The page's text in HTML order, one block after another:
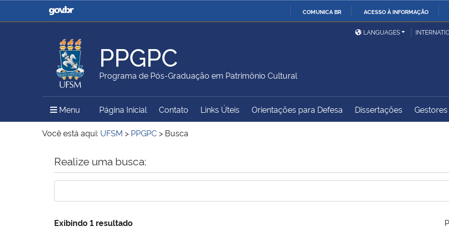
COMUNICA BR ACESSO À INFORMAÇÃO
Casa Civil
Ministério da Justiça e
Ministério da Defesa
Ministério das Relações
Exteriores
Ministério da Agricultura,
Pecuária e Abastecimento
Ministério da Educação
Ministério do Meio Ambiente Ministério do Turismo
Ministério do
Controladoria-Geral da
LANGUAGES
PPGPC
Programa de Pós-Graduação em Patrimônio Cultural
Menu Menu Principal do Sítio
Página Inicial Contato Links Úteis Orientações para Defesa Dissertações
Você está aqui: UFSM > PPGPC > Busca
Início do conteúdo
Realize uma busca:
Exibindo 1 resultado